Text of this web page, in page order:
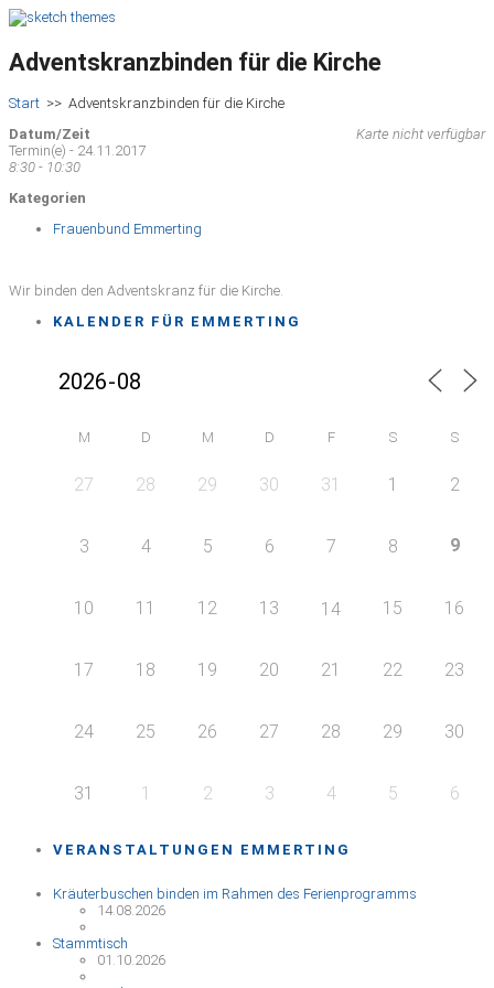
Adventskranzbinden für die Kirche
Start >> Adventskranzbinden für die Kirche
Karte nicht verfügbar
Datum/Zeit
Termin(e) - 24.11.2017
8:30 - 10:30
Kategorien
Frauenbund Emmerting
Wir binden den Adventskranz für die Kirche.
KALENDER FÜR EMMERTING
M D M D F S S
27 28 29 30 31 1 2
3 4 5 6 7 8 9
10 11 12 13 14 15 16
17 18 19 20 21 22 23
24 25 26 27 28 29 30
31 1 2 3 4 5 6
VERANSTALTUNGEN EMMERTING
Kräuterbuschen binden im Rahmen des Ferienprogramms
14.08.2026
Stammtisch
01.10.2026